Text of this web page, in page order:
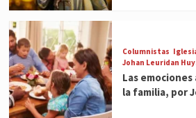
Columnistas
Johan Leuridan
Las
la familia, por